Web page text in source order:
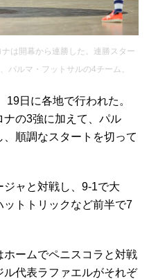
パルマ・フットサルの4チーム。
の3強に加えて、パル
順調なスタートを切って
トトリックなど前半で7
ル代表ラファエルがそれぞ